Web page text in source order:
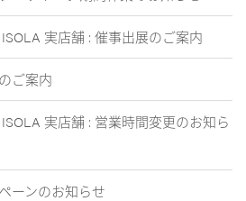
実店舗 : 催事出展のご案内
ご案内
実店舗 : 営業時間変更のお知ら
ーンのお知らせ